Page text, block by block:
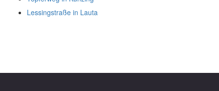
Lessingstraße in Lauta